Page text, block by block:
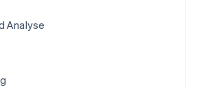
Analyse